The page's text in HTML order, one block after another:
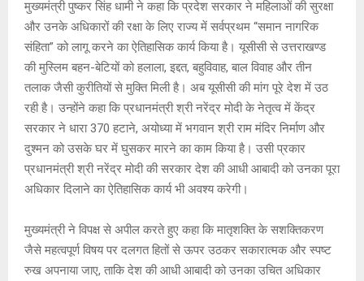
मुख्यमंत्री पुष्कर सिंह धामी ने कहा कि प्रदेश सरकार ने महिलाओं की सुरक्षा
और उनके अधिकारों की रक्षा के लिए राज्य में सर्वप्रथम “समान नागरिक
संहिता” को लागू करने का ऐतिहासिक कार्य किया है। यूसीसी से उत्तराखण्ड
की मुस्लिम बहन-बेटियों को हलाला, इद्दत, बहुविवाह, बाल विवाह और तीन
तलाक जैसी कुरीतियों से मुक्ति मिली है। अब यूसीसी की मांग पूरे देश में उठ
रही है। उन्होंने कहा कि प्रधानमंत्री श्री नरेंद्र मोदी के नेतृत्व में केंद्र
सरकार ने धारा 370 हटाने, अयोध्या में भगवान श्री राम मंदिर निर्माण और
दुश्मन को उसके घर में घुसकर मारने का काम किया है। उसी प्रकार
प्रधानमंत्री श्री नरेंद्र मोदी की सरकार देश की आधी आबादी को उनका पूरा
अधिकार दिलाने का ऐतिहासिक कार्य भी अवश्य करेगी।
मुख्यमंत्री ने विपक्ष से अपील करते हुए कहा कि मातृशक्ति के सशक्तिकरण
जैसे महत्वपूर्ण विषय पर दलगत हितों से ऊपर उठकर सकारात्मक और स्पष्ट
रुख अपनाया जाए, ताकि देश की आधी आबादी को उनका उचित अधिकार